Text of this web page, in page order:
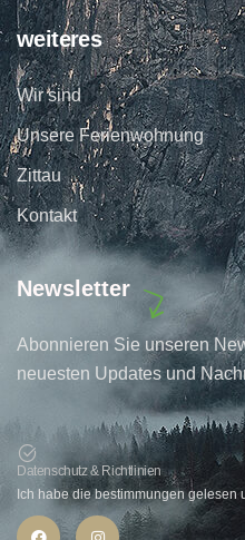
weiteres
Wir sind
Unsere Ferienwohnung
Zittau
Kontakt
Newsletter
Abonnieren Sie unseren
neuesten Updates und
Datenschutz & Richtlinien
Ich habe die bestimmungen gelesen